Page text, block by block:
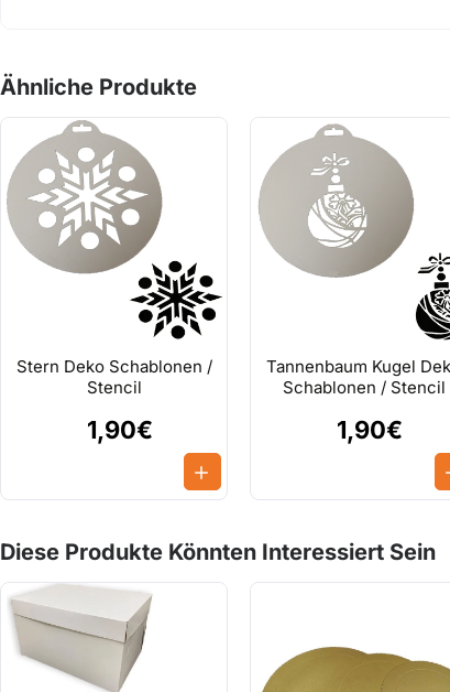
Dafür brauchen Sie natürlich unsere Schablonen ein
Mit der Tupftechnik gelingen Ihnen viele schöne und
Statt einen Maler zurufen können Sie es selber machen
Ähnliche Produkte
Stern Deko Schablonen /
Stencil
1,90€
Tannenbaum Kugel
Schablonen / Stencil
1,90€
Diese Produkte Könnten Interessiert Sein